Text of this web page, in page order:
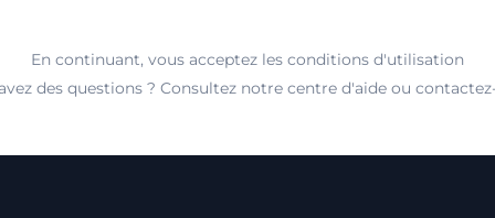
En continuant, vous acceptez les conditions d'utilisation
des questions ? Consultez notre centre d'aide ou